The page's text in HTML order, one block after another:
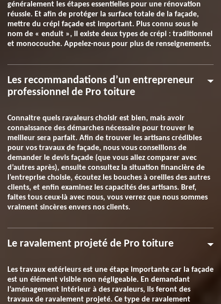
généralement les étapes essentielles pour une rénovation
réussie. Et afin de protéger la surface totale de la façade,
mettre du crépi façade est important. Plus connu sous le
nom de « enduit », il existe deux types de crépi : traditionnel
et monocouche. Appelez-nous pour plus de renseignements.
Les recommandations d’un entrepreneur
professionnel de Pro toiture
Connaitre quels ravaleurs choisir est bien, mais avoir
connaissance des démarches nécessaire pour trouver le
meilleur sera parfait. Afin de trouver les artisans crédibles
pour vos travaux de façade, nous vous conseillons de
demander le devis façade (que vous allez comparer avec
d’autres après), ensuite consultez la situation financière de
l’entreprise choisie, écoutez les bouches à oreilles des autres
clients, et enfin examinez les capacités des artisans. Bref,
faites tous ceux-là avec nous, vous verrez que nous sommes
vraiment sincères envers nos clients.
Le ravalement projeté de Pro toiture
Les travaux extérieurs est une étape importante car la façade
est un élément visible non négligeable. En demandant
l’aménagement intérieur à des ravaleurs, ils feront des
travaux de ravalement projeté. Ce type de ravalement